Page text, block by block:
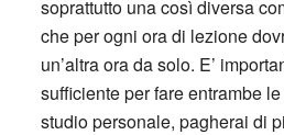
soprattutto una così diversa
che per ogni ora di lezione
un’altra ora da solo. E’
sufficiente per fare entrambe
studio personale, pagherai di